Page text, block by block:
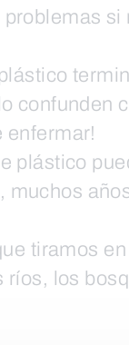
si
confunden
enfermar!
plástico
muchos
tiramos
ríos, los